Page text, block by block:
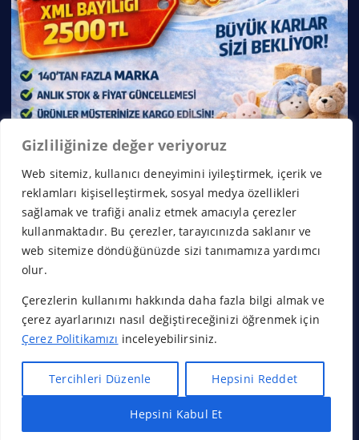
Gizliliğinize değer veriyoruz
Web sitemiz, kullanıcı deneyimini iyileştirmek, içerik ve
reklamları kişiselleştirmek, sosyal medya özellikleri
sağlamak ve trafiği analiz etmek amacıyla çerezler
kullanmaktadır. Bu çerezler, tarayıcınızda saklanır ve
web sitemize döndüğünüzde sizi tanımamıza yardımcı
olur.
Çerezlerin kullanımı hakkında daha fazla bilgi almak ve
çerez ayarlarınızı nasıl değiştireceğinizi öğrenmek için
Çerez Politikamızı inceleyebilirsiniz.
Tercihleri Düzenle Hepsini Reddet
Hepsini Kabul Et
Hızlı Bayilik Al
Copyright © 2026 Franchise Borsası | Powered by
Themes
Başa Dön